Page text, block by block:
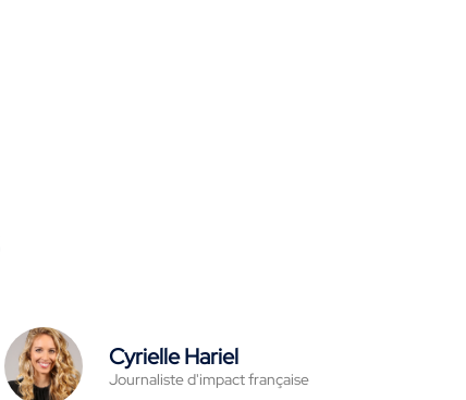
Cyrielle Hariel
Journaliste d'impact française